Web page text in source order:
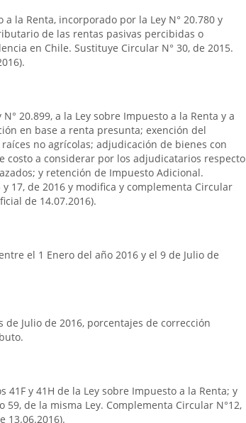
la Renta, incorporado por la Ley N° 20.780 y
de las rentas pasivas percibidas o
en Chile. Sustituye Circular N° 30, de 2015.
20.899, a la Ley sobre Impuesto a la Renta y a
en base a renta presunta; exención del
no agrícolas; adjudicación de bienes con
costo a considerar por los adjudicatarios respecto
y retención de Impuesto Adicional.
17, de 2016 y modifica y complementa Circular
de 14.07.2016).
el 1 Enero del año 2016 y el 9 de Julio de
Julio de 2016, porcentajes de corrección
y 41H de la Ley sobre Impuesto a la Renta; y
de la misma Ley. Complementa Circular N°12,
13.06.2016).